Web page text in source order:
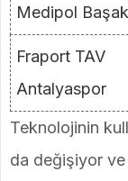
Medipol
Fraport TAV
Antalyaspor
Teknolojinin
da değişiyor